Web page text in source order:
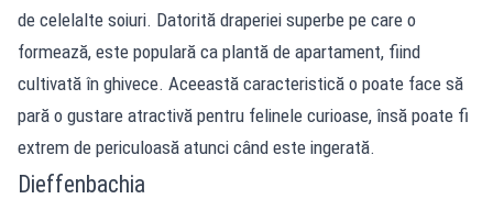
de celelalte soiuri. Datorită draperiei superbe pe care o
formează, este populară ca plantă de apartament, fiind
cultivată în ghivece. Aceeastă caracteristică o poate face să
pară o gustare atractivă pentru felinele curioase, însă poate fi
extrem de periculoasă atunci când este ingerată.
Dieffenbachia